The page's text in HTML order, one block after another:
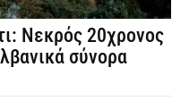
Νεκρός 20χρονος
σύνορα